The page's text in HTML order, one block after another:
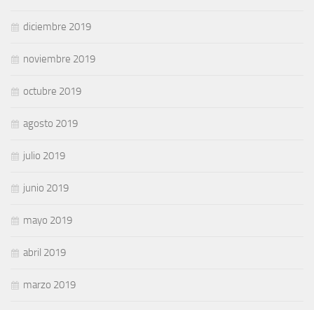
diciembre 2019
noviembre 2019
octubre 2019
agosto 2019
julio 2019
junio 2019
mayo 2019
abril 2019
marzo 2019